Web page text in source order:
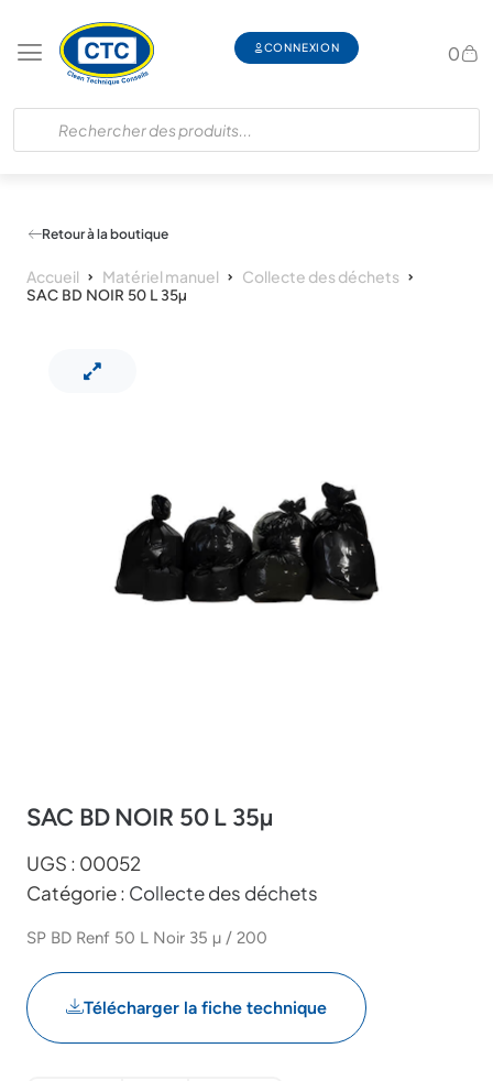
CONNEXION 0
Retour à la boutique
Accueil Matériel manuel Collecte des déchets
SAC BD NOIR 50 L 35µ
SAC BD NOIR 50 L 35µ
UGS : 00052
Catégorie : Collecte des déchets
SP BD Renf 50 L Noir 35 µ / 200
Télécharger la fiche technique